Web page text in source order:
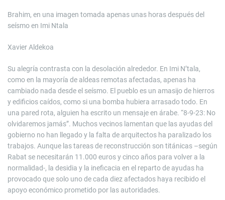
Brahim, en una imagen tomada apenas unas horas después del
seísmo en Imi Ntala
Xavier Aldekoa
Su alegría contrasta con la desolación alrededor. En Imi N’tala,
como en la mayoría de aldeas remotas afectadas, apenas ha
cambiado nada desde el seísmo. El pueblo es un amasijo de hierros
y edificios caídos, como si una bomba hubiera arrasado todo. En
una pared rota, alguien ha escrito un mensaje en árabe. “8-9-23: No
olvidaremos jamás”. Muchos vecinos lamentan que las ayudas del
gobierno no han llegado y la falta de arquitectos ha paralizado los
trabajos. Aunque las tareas de reconstrucción son titánicas –según
Rabat se necesitarán 11.000 euros y cinco años para volver a la
normalidad-, la desidia y la ineficacia en el reparto de ayudas ha
provocado que solo uno de cada diez afectados haya recibido el
apoyo económico prometido por las autoridades.